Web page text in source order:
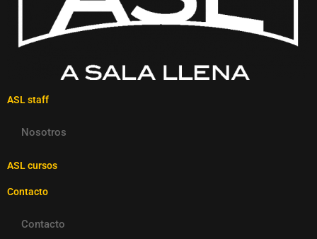
ASL staff
Nosotros
ASL cursos
Contacto
Contacto